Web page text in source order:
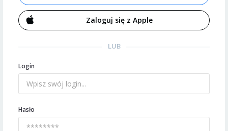
Zaloguj się z Apple
LUB
Login
Hasło